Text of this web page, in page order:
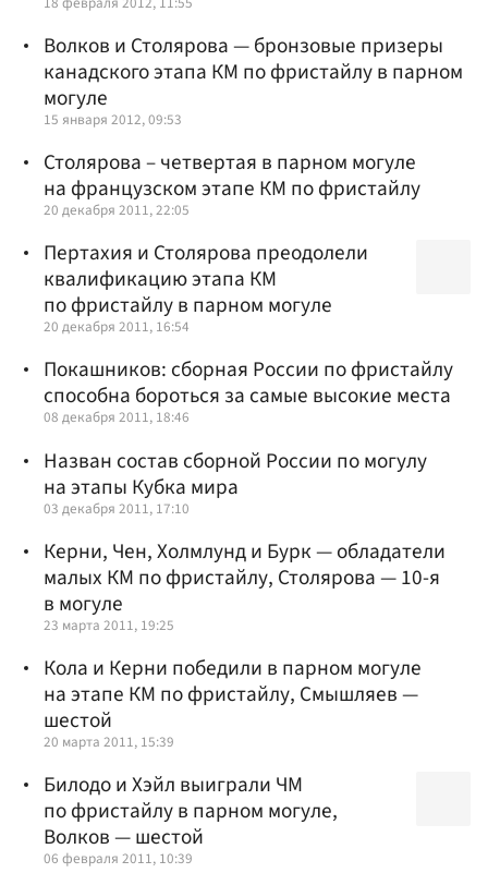
Волков и Столярова — бронзовые призеры
канадского этапа КМ по фристайлу в парном
могуле
15 января 2012, 09:53
Столярова – четвертая в парном могуле
на французском этапе КМ по фристайлу
20 декабря 2011, 22:05
Пертахия и Столярова преодолели
квалификацию этапа КМ
по фристайлу в парном могуле
20 декабря 2011, 16:54
Покашников: сборная России по фристайлу
способна бороться за самые высокие места
08 декабря 2011, 18:46
Назван состав сборной России по могулу
на этапы Кубка мира
03 декабря 2011, 17:10
Керни, Чен, Холмлунд и Бурк — обладатели
малых КМ по фристайлу, Столярова — 10-я
в могуле
23 марта 2011, 19:25
Кола и Керни победили в парном могуле
на этапе КМ по фристайлу, Смышляев —
шестой
20 марта 2011, 15:39
Билодо и Хэйл выиграли ЧМ
по фристайлу в парном могуле,
Волков — шестой
06 февраля 2011, 10:39